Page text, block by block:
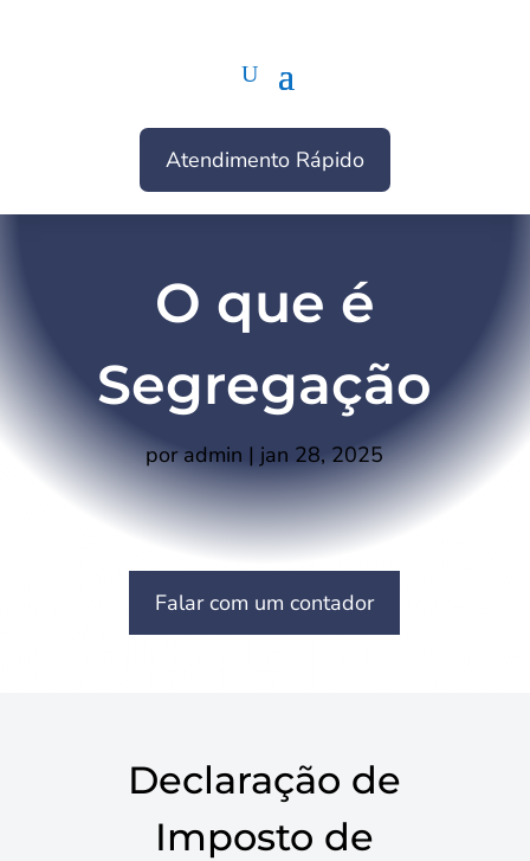
Atendimento Rápido
O que é
Segregação
poradmin | jan 28, 2025
Falar com um contador
Declaração de
Imposto de